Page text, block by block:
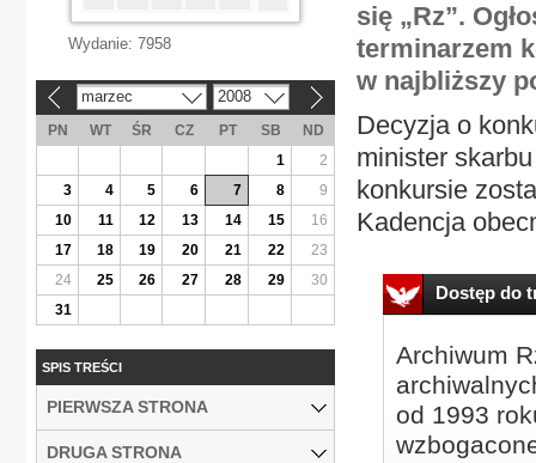
się „Rz”.
terminarzem
w najbliższy
Decyzja o
minister
konkursie
Kadencja
Dostęp do
Archiwum
od 1993
Wydanie: 7958
marzec 2008
PN WT ŚR CZ PT SB
ND
1
2
3
4 5 6 7 8
9
10
11 12 13 14 15
16
17
18 19 20 21 22
23
24
25 26 27 28 29
30
31
SPIS TREŚCI
PIERWSZA STRONA
DRUGA STRONA